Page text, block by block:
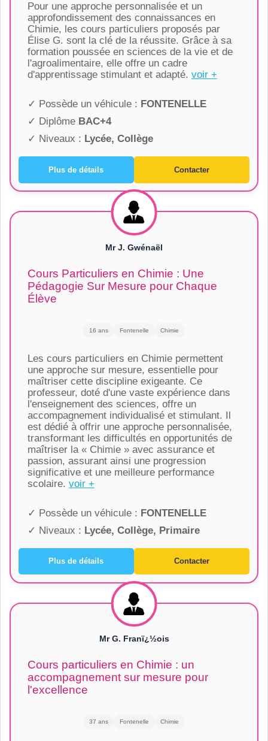
Pour une approche personnalisée et un
approfondissement des connaissances en
Chimie, les cours particuliers proposés par
Élise G. sont la clé de la réussite. Grâce à sa
formation poussée en sciences de la vie et de
l'agroalimentaire, elle offre un cadre
d'apprentissage stimulant et adapté. voir +
✓ Possède un véhicule : FONTENELLE
✓ Diplôme BAC+4
✓ Niveaux : Lycée, Collège
Plus de détails Contacter
Mr J. Gwénaël
Cours Particuliers en Chimie : Une
Pédagogie Sur Mesure pour Chaque
Élève
16 ans Fontenelle Chimie
Les cours particuliers en Chimie permettent
une approche sur mesure, essentielle pour
maîtriser cette discipline exigeante. Ce
professeur, doté d'une vaste expérience dans
l'enseignement des sciences, offre un
accompagnement individualisé et stimulant. Il
est dédié à offrir une approche personnalisée,
transformant les difficultés en opportunités de
maîtriser la « Chimie » avec assurance et
passion, assurant ainsi une progression
significative et une meilleure performance
scolaire. voir +
✓ Possède un véhicule : FONTENELLE
✓ Niveaux : Lycée, Collège, Primaire
Plus de détails Contacter
Mr G. Franï¿½ois
Cours particuliers en Chimie : un
accompagnement sur mesure pour
l'excellence
37 ans Fontenelle Chimie